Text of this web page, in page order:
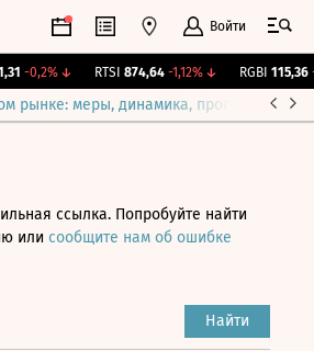
Войти
-0,2%↓ RTSI 874,64 -1,12%↓ RGBI 115,36
рынке: меры, динамика, прогнозы
ссылка. Попробуйте найти
или сообщите нам об ошибке
Найти